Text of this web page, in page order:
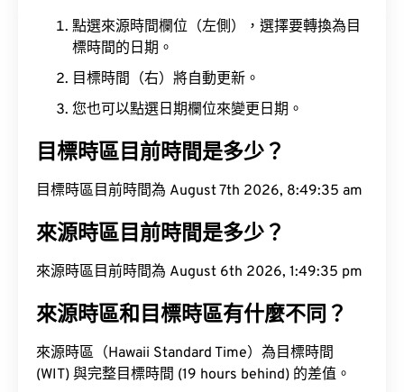
點選來源時間欄位（左側），選擇要轉換為目
標時間的日期。
目標時間（右）將自動更新。
您也可以點選日期欄位來變更日期。
目標時區目前時間是多少？
目標時區目前時間為 August 7th 2026, 8:49:36 am
來源時區目前時間是多少？
來源時區目前時間為 August 6th 2026, 1:49:36 pm
來源時區和目標時區有什麼不同？
來源時區（Hawaii Standard Time）為目標時間
(WIT) 與完整目標時間 (19 hours behind) 的差值。